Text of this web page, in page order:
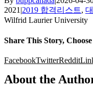
2021|2019 합격리스트,
Wilfrid Laurier University
Share This Story,
FacebookTwitterReddit
About the